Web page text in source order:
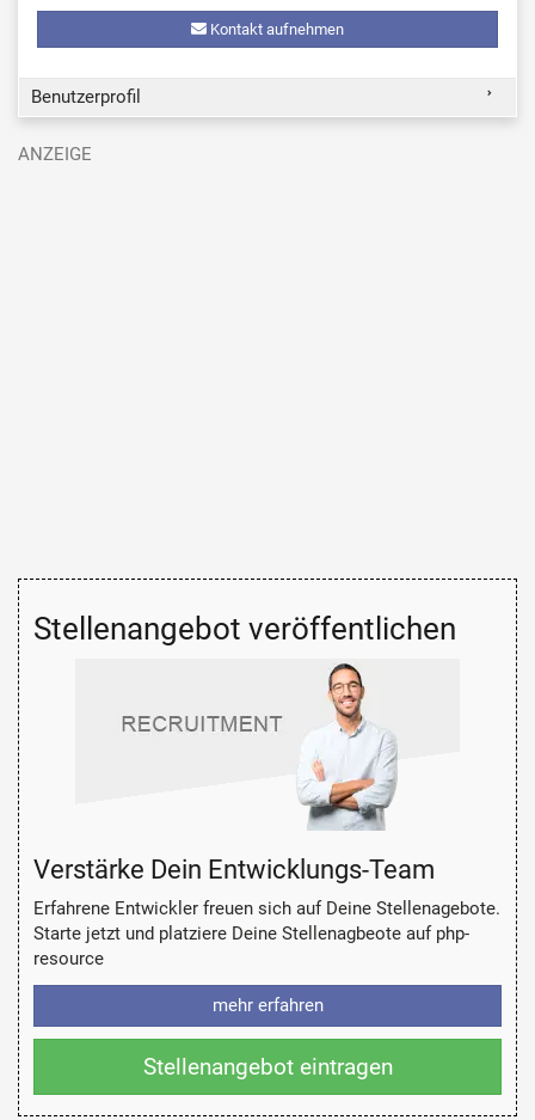
Kontakt aufnehmen
Benutzerprofil
Stellenangebot veröffentlichen
Verstärke Dein Entwicklungs-Team
Erfahrene Entwickler freuen sich auf Deine Stellenagebote.
Starte jetzt und platziere Deine Stellenagbeote auf php-
resource
mehr erfahren
Stellenangebot eintragen